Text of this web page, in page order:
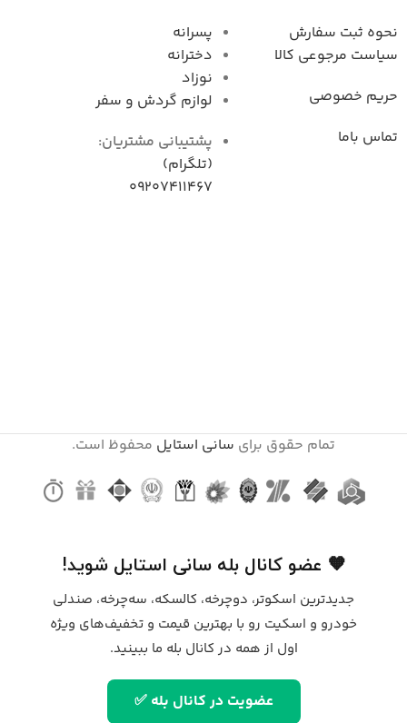
نحوه ثبت سفارش
سیاست مرجوعی کال
حریم خصوصی
تماس باما
پسرانه
دخترانه
نوزاد
لوازم گردش و سفر
پشتیبانی مشتریان:
(تلگرام)
09207411467
تمام حقوق برای سانی استایل محفوظ است.
🧡 عضو کانال بله سانی استایل شوید!
جدیدترین اسکوتر، دوچرخه، کالسکه، سه‌چرخه، صندلی
خودرو و اسکیت رو با بهترین قیمت و تخفیف‌های ویژه
اول از همه در کانال بله ما ببینید.
عضویت در کانال بله ✅